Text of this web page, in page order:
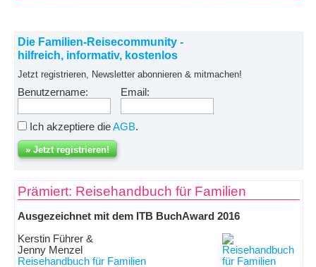
Die Familien-Reisecommunity -
hilfreich, informativ, kostenlos
Jetzt registrieren, Newsletter abonnieren & mitmachen!
Benutzername: Email:
Ich akzeptiere dieAGB.
Prämiert: Reisehandbuch für Familien
Ausgezeichnet mit dem ITB BuchAward 2016
Kerstin Führer &
Jenny Menzel
Reisehandbuch für Familien